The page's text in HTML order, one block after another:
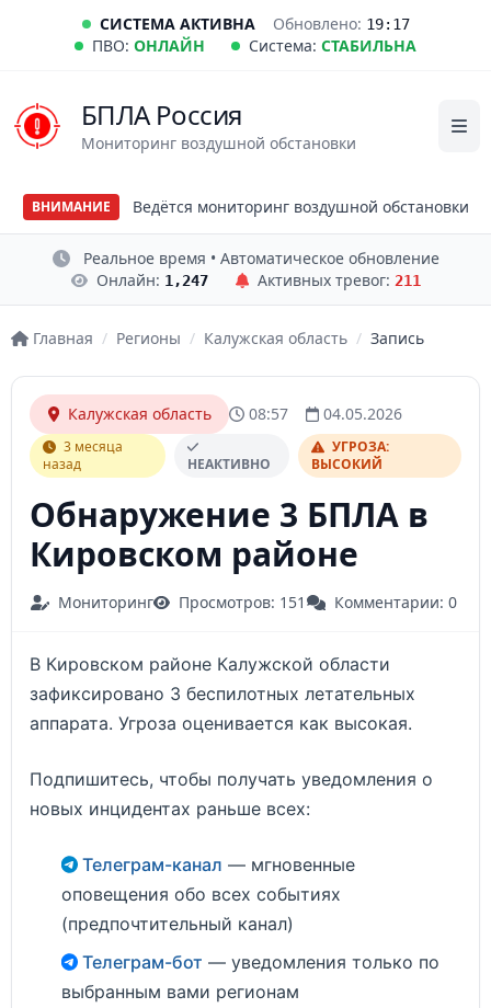
СИСТЕМА АКТИВНА Обновлено: 19:17
ПВО: ОНЛАЙН Система: СТАБИЛЬНА
БПЛА Россия
Мониторинг воздушной обстановки
ВНИМАНИЕ Ведётся мониторинг воздушной обстановки
Реальное время • Автоматическое обновление
Онлайн: 1,247 Активных тревог: 211
Главная / Регионы / Калужская область / Запись
Калужская область 08:57 04.05.2026
3 месяца
назад
НЕАКТИВНО
УГРОЗА:
ВЫСОКИЙ
Обнаружение 3 БПЛА в
Кировском районе
Мониторинг Просмотров: 151 Комментарии: 0
В Кировском районе Калужской области
зафиксировано 3 беспилотных летательных
аппарата. Угроза оценивается как высокая.
Подпишитесь, чтобы получать уведомления о
новых инцидентах раньше всех:
Телеграм-канал — мгновенные
оповещения обо всех событиях
(предпочтительный канал)
Телеграм-бот — уведомления только по
выбранным вами регионам